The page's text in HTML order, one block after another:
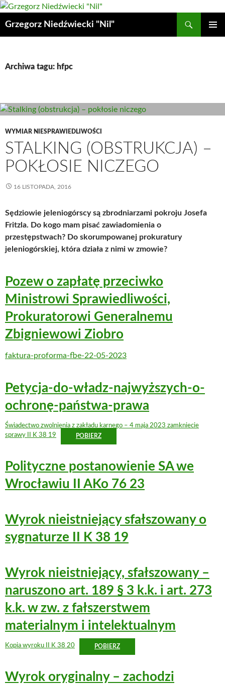
Przejdź
treści
Grzegorz Niedźwiecki "Nil"
Archiwa tagu: hfpc
WYMIAR NIESPRAWIEDLIWOŚCI
STALKING (OBSTRUKCJA) –
POKŁOSIE NICZEGO
16 LISTOPADA, 2016
Sędziowie jeleniogórscy są zbrodniarzami pokroju Josefa
Fritzla. Do kogo mam pisać zawiadomienia o
przestępstwach? Do skorumpowanej prokuratury
jeleniogórskiej, która działa z nimi w zmowie?
Pozew o zapłatę przeciwko
Ministrowi Sprawiedliwości,
Prokuratorowi Generalnemu
Zbigniewowi Ziobro
faktura-proforma-fbe-22-05-2023
Petycja-do-władz-najwyższych-o-
ochronę-państwa-prawa
Świadectwo zwolnienia z zakładu karnego – 4 maja 2023 zamkniecie
sprawy II K 38 19
POBIERZ
Polityczne postanowienie SA we
Wrocławiu II AKo 76 23
Wyrok nieistniejący sfałszowany o
sygnaturze II K 38 19
Wyrok nieistniejący, sfałszowany –
naruszono art. 189 § 3 k.k. i art. 273
k.k. w zw. z fałszerstwem
materialnym i intelektualnym
Kopia wyroku II K 38 20 POBIERZ
Wyrok oryginalny – zachodzi